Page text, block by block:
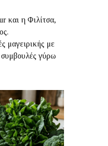
και η Φιλίτσα,
μαγειρικής με
συμβουλές γύρω